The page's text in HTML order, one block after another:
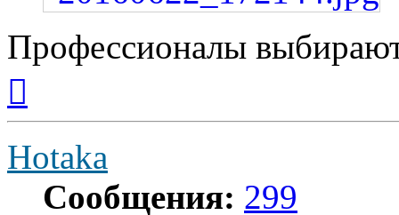
Профессионалы
началу
Hotaka
Сообщения: 299